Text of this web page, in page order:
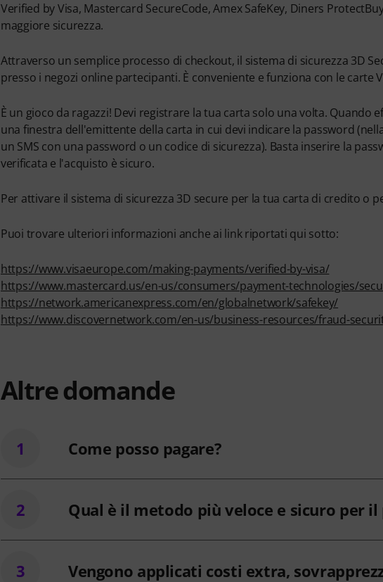
Verified by Visa, Mastercard SecureCode, Amex SafeKey, Diners
maggiore sicurezza.
Attraverso un semplice processo di checkout, il sistema di sicurezza 3D
presso i negozi online partecipanti. È conveniente e funziona con le carte
È un gioco da ragazzi! Devi registrare la tua carta solo una volta. Quando
una finestra dell'emittente della carta in cui devi indicare la password
un SMS con una password o un codice di sicurezza). Basta inserire la
verificata e l'acquisto è sicuro.
Per attivare il sistema di sicurezza 3D secure per la tua carta di credito o
Puoi trovare ulteriori informazioni anche ai link riportati qui sotto:
https://www.visaeurope.com/making-payments/verified-by-visa/
https://www.mastercard.us/en-us/consumers/payment-technologies/
https://network.americanexpress.com/en/globalnetwork/safekey/
https://www.discovernetwork.com/en-us/business-resources/fraud-
Altre domande
1 Come posso pagare?
2 Qual è il metodo più veloce e sicuro per il
3 Vengono applicati costi extra,